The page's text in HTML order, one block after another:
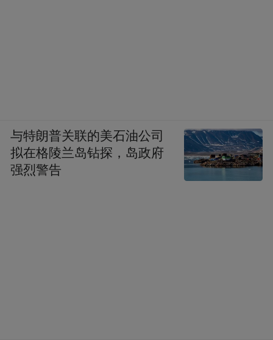
与特朗普关联的美石油公司
拟在格陵兰岛钻探，岛政府
强烈警告